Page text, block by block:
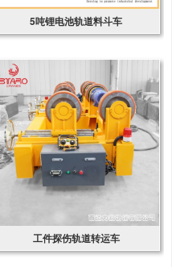
5吨锂电池轨道料斗车
工件探伤轨道转运车